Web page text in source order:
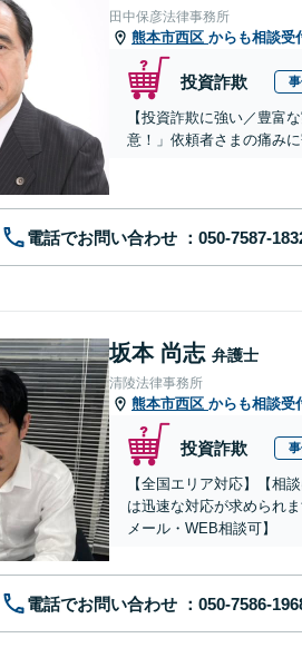
田中保彦法律事務所
熊本市西区 からも相談受
投資詐欺
【投資詐欺に強い／豊富
意！」依頼者さまの痛み
電話でお問い合わせ
坂本 尚志 弁護士
清陵法律事務所
熊本市西区 からも相談受
投資詐欺
【全国エリア対応】【相
は迅速な対応が求められ
メール・WEB相談可】
電話でお問い合わせ